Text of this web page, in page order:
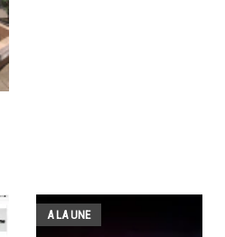
A LA UNE